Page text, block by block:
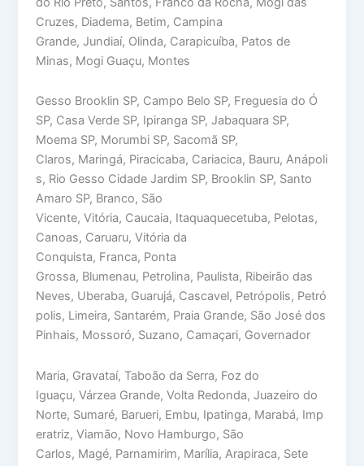
Cruzes, Diadema, Betim, Campina
Grande, Jundiaí, Olinda, Carapicuíba, Patos de
Minas, Mogi Guaçu, Montes
Gesso Brooklin SP, Campo Belo SP, Freguesia do Ó
SP, Casa Verde SP, Ipiranga SP, Jabaquara SP,
Moema SP, Morumbi SP, Sacomã SP,
Claros, Maringá, Piracicaba, Cariacica, Bauru, Anápoli
s, Rio Gesso Cidade Jardim SP, Brooklin SP, Santo
Amaro SP, Branco, São
Vicente, Vitória, Caucaia, Itaquaquecetuba, Pelotas,
Canoas, Caruaru, Vitória da
Conquista, Franca, Ponta
Grossa, Blumenau, Petrolina, Paulista, Ribeirão das
Neves, Uberaba, Guarujá, Cascavel, Petrópolis, Petró
polis, Limeira, Santarém, Praia Grande, São José dos
Pinhais, Mossoró, Suzano, Camaçari, Governador
Maria, Gravataí, Taboão da Serra, Foz do
Iguaçu, Várzea Grande, Volta Redonda, Juazeiro do
Norte, Sumaré, Barueri, Embu, Ipatinga, Marabá, Imp
eratriz, Viamão, Novo Hamburgo, São
Carlos, Magé, Parnamirim, Marília, Arapiraca, Sete